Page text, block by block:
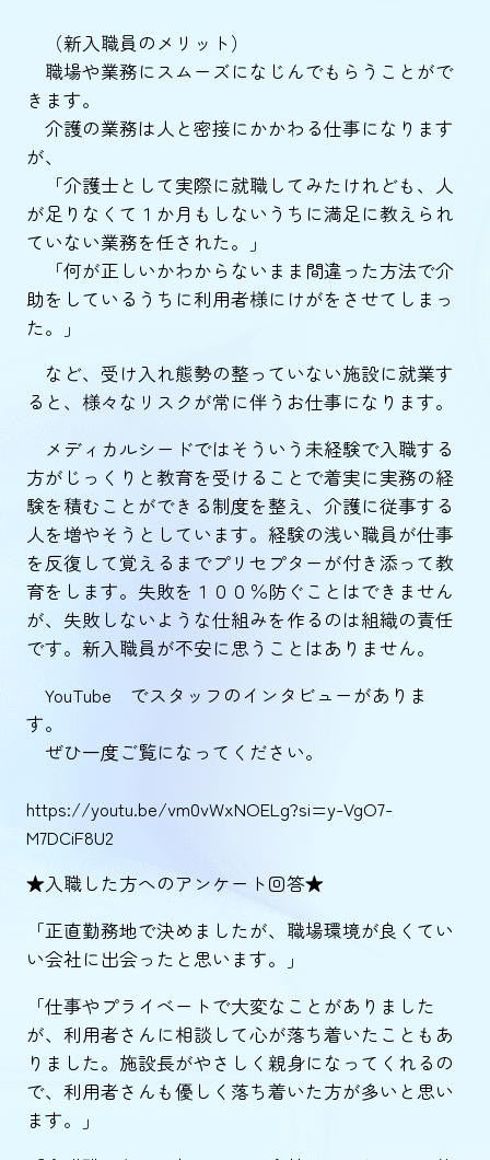
（新入職員のメリット）
職場や業務にスムーズになじんでもらうことがで
きます。
介護の業務は人と密接にかかわる仕事になります
が、
「介護士として実際に就職してみたけれども、人
が足りなくて１か月もしないうちに満足に教えられ
ていない業務を任された。」
「何が正しいかわからないまま間違った方法で介
助をしているうちに利用者様にけがをさせてしまっ
た。」
など、受け入れ態勢の整っていない施設に就業す
ると、様々なリスクが常に伴うお仕事になります。
メディカルシードではそういう未経験で入職する
方がじっくりと教育を受けることで着実に実務の経
験を積むことができる制度を整え、介護に従事する
人を増やそうとしています。経験の浅い職員が仕事
を反復して覚えるまでプリセプターが付き添って教
育をします。失敗を１００％防ぐことはできません
が、失敗しないような仕組みを作るのは組織の責任
です。新入職員が不安に思うことはありません。
YouTube でスタッフのインタビューがありま
す。
ぜひ一度ご覧になってください。
https://youtu.be/vm0vWxNOELg?si=y-VgO7-
M7DCiF8U2
★入職した方へのアンケート回答★
「正直勤務地で決めましたが、職場環境が良くてい
い会社に出会ったと思います。」
「仕事やプライベートで大変なことがありました
が、利用者さんに相談して心が落ち着いたこともあ
りました。施設長がやさしく親身になってくれるの
で、利用者さんも優しく落ち着いた方が多いと思い
ます。」